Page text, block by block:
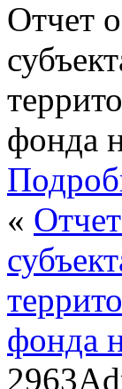
Отчет
фонда
«
фонда
2963